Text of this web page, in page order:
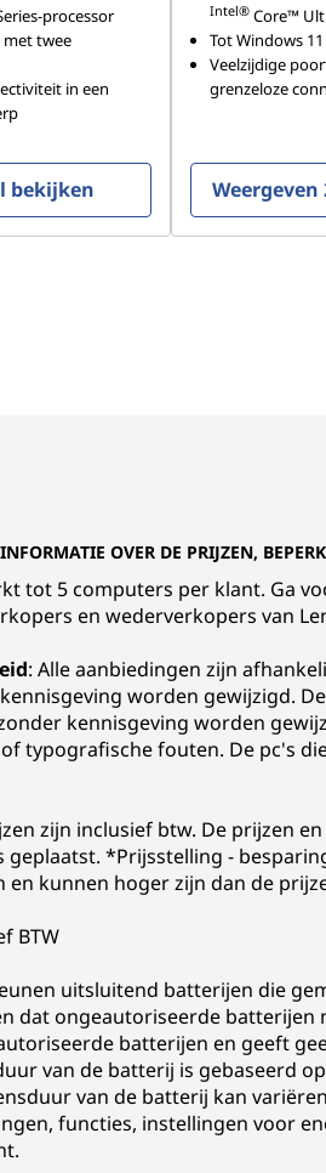
processor
met twee
in een
bekijken
Intel® Core™
Tot Windows
Veelzijdige
grenzeloze
OVER DE PRIJZEN,
tot 5 computers per klant. Ga
en wederverkopers van
: Alle aanbiedingen zijn
worden gewijzigd.
kennisgeving worden
typografische fouten. De pc's
zijn inclusief btw. De prijzen
*Prijsstelling -
kunnen hoger zijn dan de
BTW
uitsluitend batterijen die
dat ongeautoriseerde
batterijen en geeft
van de batterij is gebaseerd
van de batterij kan
functies, instellingen voor